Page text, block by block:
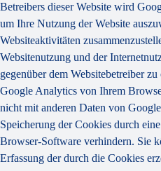
Betreibers dieser Website wird
um Ihre Nutzung der Website
Websiteaktivitäten
Websitenutzung und der
gegenüber dem Websitebetreiber
Google Analytics von Ihrem
nicht mit anderen Daten von
Speicherung der Cookies durch
Browser-Software verhindern. Sie
Erfassung der durch die Cookies